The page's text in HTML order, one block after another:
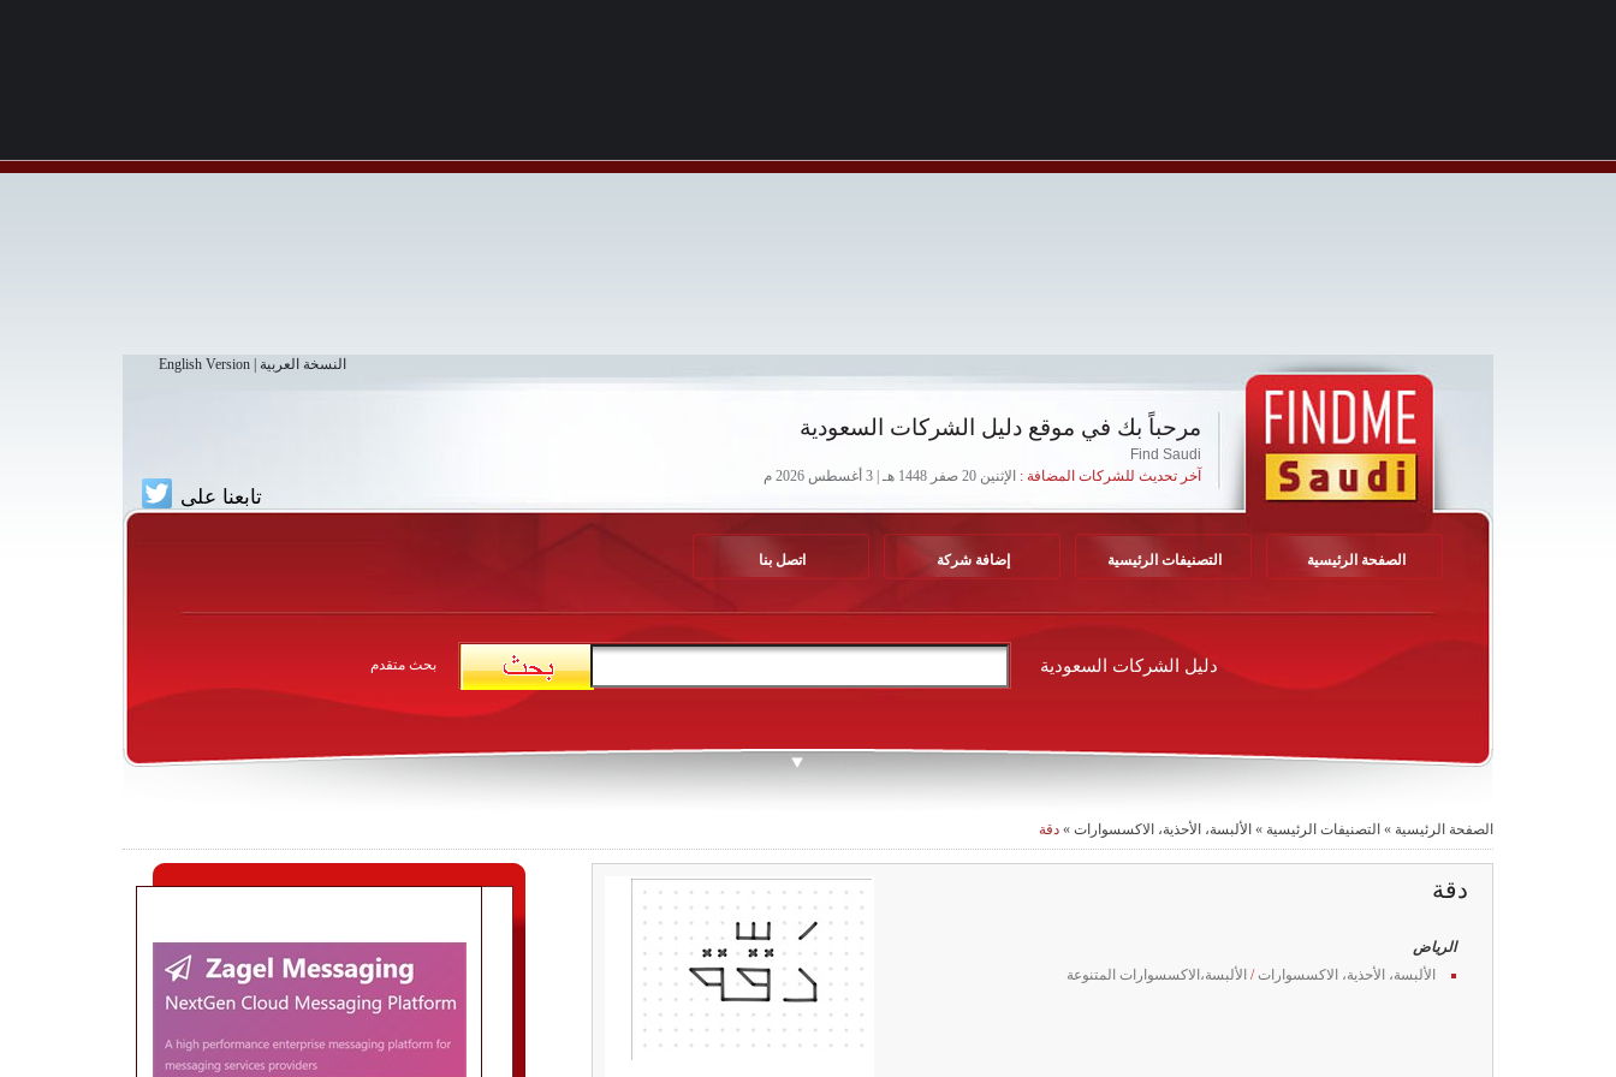
النسخة العربية English Version
مرحباً بك في موقع دليل الشركات السعودية
Find Saudi
آخر تحديث للشركات المضافة : الإثنين 20 صفر 1448 هـ | 3 أغسطس 2026 م
تابعنا على
الصفحة الرئيسية التصنيفات الرئيسية إضافة شركة اتصل بنا
دليل الشركات السعودية بحث متقدم
الصفحة الرئيسية » التصنيفات الرئيسية » الألبسة، الأحذية، الاكسسوارات » دقة
دقة
الرياض
الألبسة، الأحذية، الاكسسوارات/ الألبسة،الاكسسوارات المتنوعة